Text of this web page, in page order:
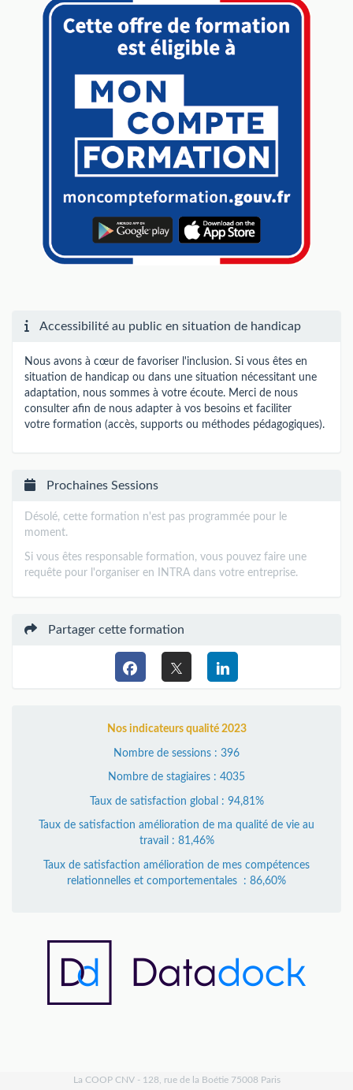
Accessibilité au public en situation de handicap
Nous avons à cœur de favoriser l'inclusion. Si vous êtes en
situation de handicap ou dans une situation nécessitant une
adaptation, nous sommes à votre écoute. Merci de nous
consulter afin de nous adapter à vos besoins et faciliter
votre formation (accès, supports ou méthodes pédagogiques).
Prochaines Sessions
Désolé, cette formation n'est pas programmée pour le
moment.
Si vous êtes responsable formation, vous pouvez faire une
requête pour l'organiser en INTRA dans votre entreprise.
Partager cette formation
Nos indicateurs qualité 2023
Nombre de sessions : 396
Nombre de stagiaires : 4035
Taux de satisfaction global : 94,81%
Taux de satisfaction amélioration de ma qualité de vie au
travail : 81,46%
Taux de satisfaction amélioration de mes compétences
relationnelles et comportementales : 86,60%
La COOP CNV - 128, rue de la Boétie 75008 Paris